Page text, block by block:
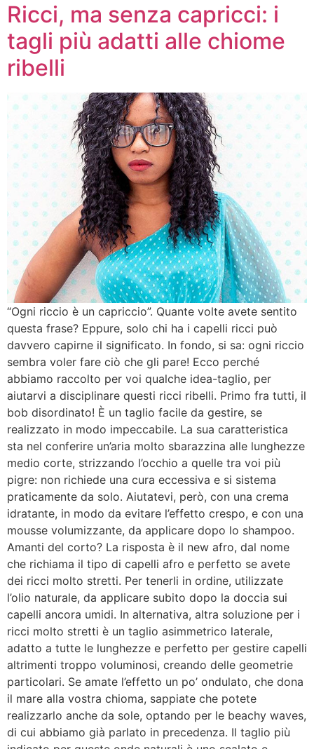
Ricci, ma senza capricci: i
tagli più adatti alle chiome
ribelli
“Ogni riccio è un capriccio”. Quante volte avete sentito
questa frase? Eppure, solo chi ha i capelli ricci può
davvero capirne il significato. In fondo, si sa: ogni riccio
sembra voler fare ciò che gli pare! Ecco perché
abbiamo raccolto per voi qualche idea-taglio, per
aiutarvi a disciplinare questi ricci ribelli. Primo fra tutti, il
bob disordinato! È un taglio facile da gestire, se
realizzato in modo impeccabile. La sua caratteristica
sta nel conferire un’aria molto sbarazzina alle lunghezze
medio corte, strizzando l’occhio a quelle tra voi più
pigre: non richiede una cura eccessiva e si sistema
praticamente da solo. Aiutatevi, però, con una crema
idratante, in modo da evitare l’effetto crespo, e con una
mousse volumizzante, da applicare dopo lo shampoo.
Amanti del corto? La risposta è il new afro, dal nome
che richiama il tipo di capelli afro e perfetto se avete
dei ricci molto stretti. Per tenerli in ordine, utilizzate
l’olio naturale, da applicare subito dopo la doccia sui
capelli ancora umidi. In alternativa, altra soluzione per i
ricci molto stretti è un taglio asimmetrico laterale,
adatto a tutte le lunghezze e perfetto per gestire capelli
altrimenti troppo voluminosi, creando delle geometrie
particolari. Se amate l’effetto un po’ ondulato, che dona
il mare alla vostra chioma, sappiate che potete
realizzarlo anche da sole, optando per le beachy waves,
di cui abbiamo già parlato in precedenza. Il taglio più